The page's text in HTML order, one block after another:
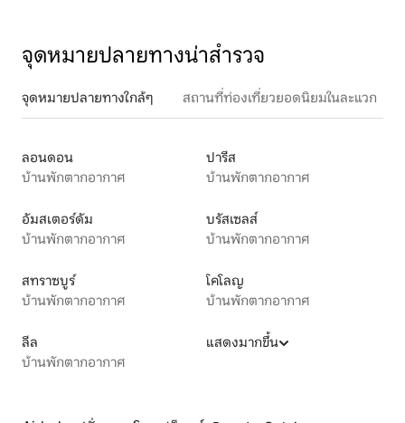
จุดหมายปลายทางน่าสำรวจ
จุดหมายปลายทางใกล้ๆ สถานที่ท่องเที่ยวยอดนิยมในละแวก
ลอนดอน
บ้านพักตากอากาศ
ปารีส
บ้านพักตากอากาศ
อัมสเตอร์ดัม
บ้านพักตากอากาศ
บรัสเซลส์
บ้านพักตากอากาศ
สทราซบูร์
บ้านพักตากอากาศ
โคโลญ
บ้านพักตากอากาศ
ลีล
บ้านพักตากอากาศ
แสดงมากขึ้น